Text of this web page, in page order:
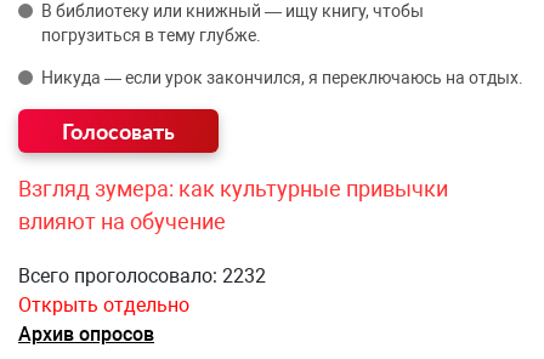
В библиотеку или книжный — ищу книгу, чтобы
погрузиться в тему глубже.
Никуда — если урок закончился, я переключаюсь на отдых.
Взгляд зумера: как культурные привычки
влияют на обучение
Всего проголосовало: 2232
Открыть отдельно
Архив опросов